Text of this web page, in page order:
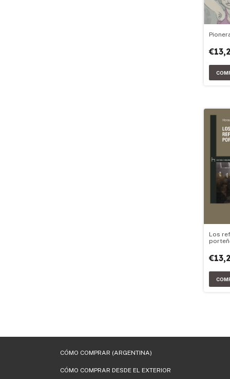
Los
CÓMO COMPRAR (ARGENTINA)
CÓMO COMPRAR DESDE EL EXTERIOR